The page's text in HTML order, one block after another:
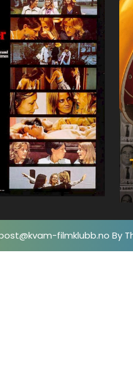
filmklubb.no By